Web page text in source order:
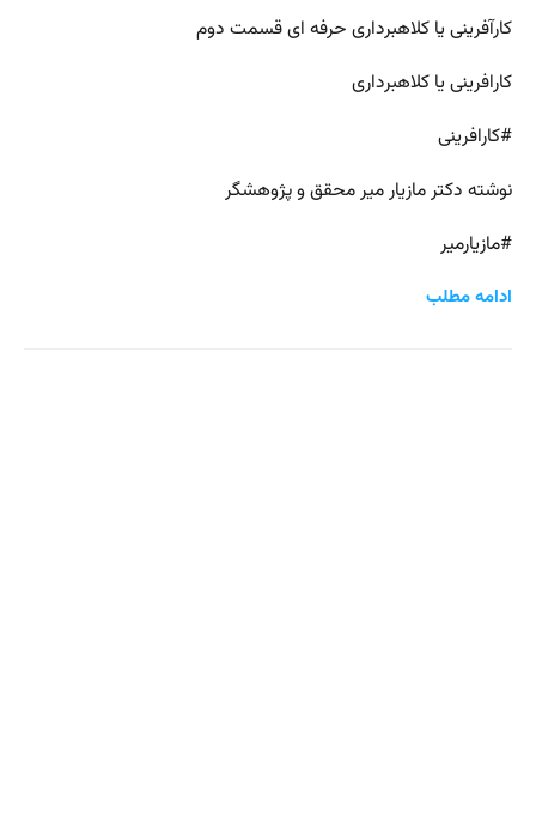
کارآفرینی یا کلاهبرداری حرفه ای قسمت دوم
کارافرینی یا کلاهبرداری
#کارافرینی
نوشته دکتر مازیار میر محقق و پژوهشگر
#مازیارمیر
ادامه مطلب